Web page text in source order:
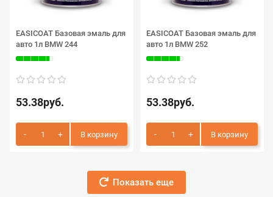
EASICOAT Базовая эмаль для
авто 1л BMW 244
53.38руб.
В корзину
EASICOAT Базовая эмаль для
авто 1л BMW 252
53.38руб.
В корзину
Показать еще